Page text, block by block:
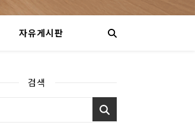
자유게시판
검색